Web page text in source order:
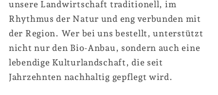
unsere Landwirtschaft traditionell, im
Rhythmus der Natur und eng verbunden mit
der Region. Wer bei uns bestellt, unterstützt
nicht nur den Bio-Anbau, sondern auch eine
lebendige Kulturlandschaft, die seit
Jahrzehnten nachhaltig gepflegt wird.